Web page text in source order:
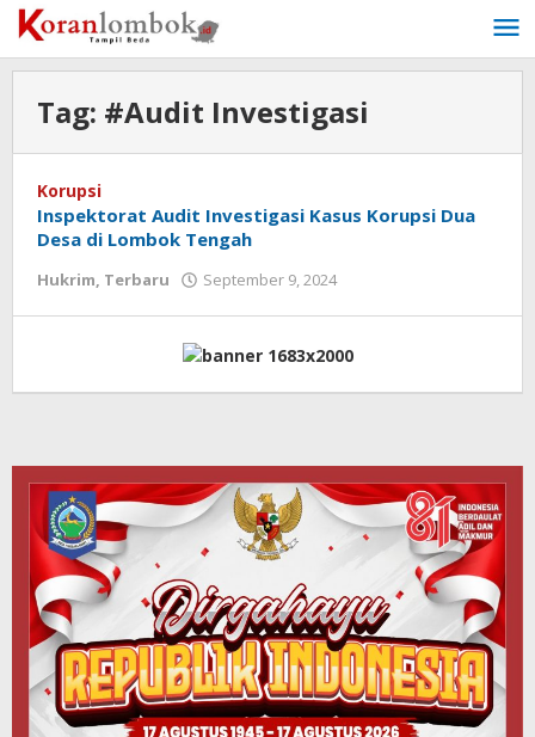
Lewati
ke
konten
Tag: #Audit Investigasi
Korupsi
Inspektorat Audit Investigasi Kasus Korupsi Dua
Desa di Lombok Tengah
Hukrim, Terbaru September 9, 2024